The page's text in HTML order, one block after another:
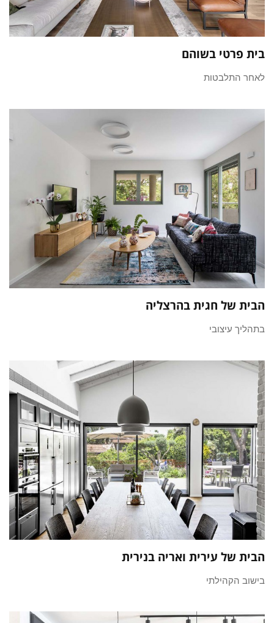
בית פרטי בשוהם
לאחר התלבטות
הבית של חגית בהרצליה
בתהליך עיצובי
הבית של עירית ואריה בנירית
בישוב הקהילתי